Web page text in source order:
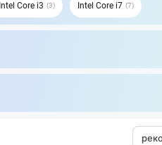
Intel Core i3 3 Intel Core i7 7